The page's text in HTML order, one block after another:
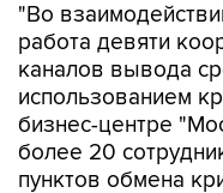
"Во
работа девяти
каналов вывода
использованием
бизнес-центре
более 20
пунктов обмена